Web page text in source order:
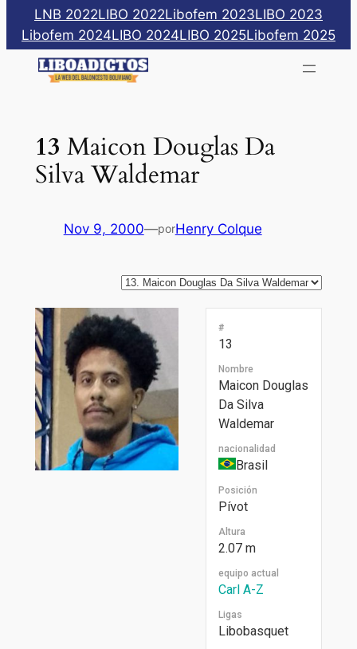
Saltar
contenido
LNB 2022LIBO 2022Libofem 2023LIBO 2023
Libofem 2024LIBO 2024LIBO 2025Libofem 2025
13 Maicon Douglas Da
Silva Waldemar
Nov 9, 2000—porHenry Colque
#
13
Nombre
Maicon Douglas
Da Silva
Waldemar
nacionalidad
Brasil
Posición
Pívot
Altura
2.07 m
equipo actual
Carl A-Z
Ligas
Libobasquet